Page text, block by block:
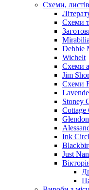
Схеми,
Схеми
Mirabilia
Debbie
Wichelt
Схеми
Jim
Cхеми
Stoney
Cottage
Ink
Just Nan